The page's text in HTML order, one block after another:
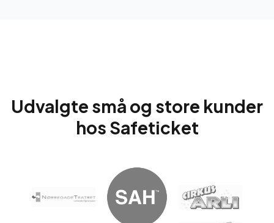
Udvalgte små og store kunder
hos Safeticket